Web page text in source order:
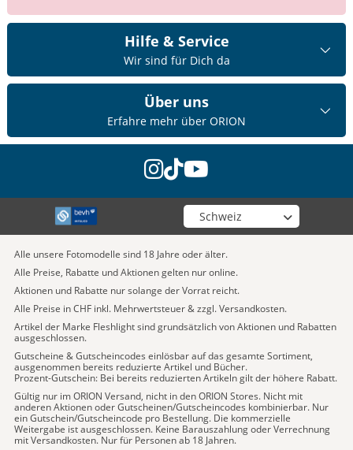
Hilfe & Service
Wir sind für Dich da
Über uns
Erfahre mehr über ORION
instagram
tiktok
youtube
Wähle deinen Shop
Alle unsere Fotomodelle sind 18 Jahre oder älter.
Alle Preise, Rabatte und Aktionen gelten nur online.
Aktionen und Rabatte nur solange der Vorrat reicht.
Alle Preise in CHF inkl. Mehrwertsteuer & zzgl. Versandkosten.
Artikel der Marke Fleshlight sind grundsätzlich von Aktionen und Rabatten
ausgeschlossen.
Gutscheine & Gutscheincodes einlösbar auf das gesamte Sortiment,
ausgenommen bereits reduzierte Artikel und Bücher.
Prozent-Gutschein: Bei bereits reduzierten Artikeln gilt der höhere Rabatt.
Gültig nur im ORION Versand, nicht in den ORION Stores. Nicht mit
anderen Aktionen oder Gutscheinen/Gutscheincodes kombinierbar. Nur
ein Gutschein/Gutscheincode pro Bestellung. Die kommerzielle
Weitergabe ist ausgeschlossen. Keine Barauszahlung oder Verrechnung
mit Versandkosten. Nur für Personen ab 18 Jahren.